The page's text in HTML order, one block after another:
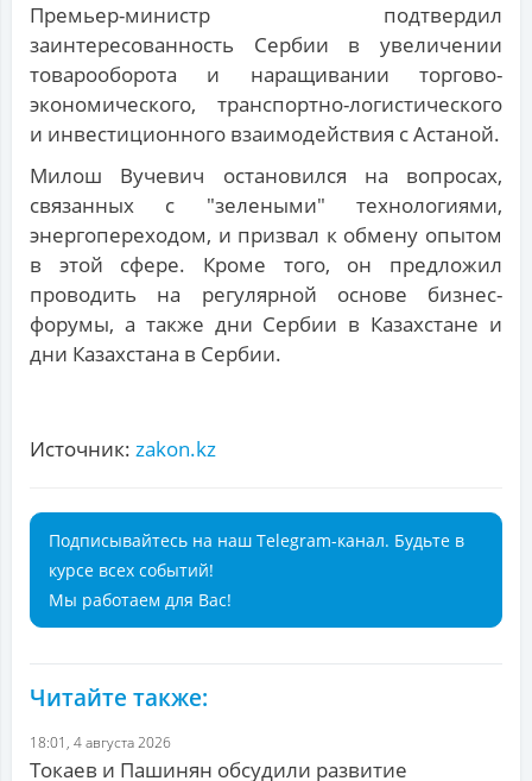
Премьер-министр подтвердил
заинтересованность Сербии в увеличении
товарооборота и наращивании торгово-
экономического, транспортно-логистического
и инвестиционного взаимодействия с Астаной.
Милош Вучевич остановился на вопросах,
связанных с "зелеными" технологиями,
энергопереходом, и призвал к обмену опытом
в этой сфере. Кроме того, он предложил
проводить на регулярной основе бизнес-
форумы, а также дни Сербии в Казахстане и
дни Казахстана в Сербии.
Источник: zakon.kz
Подписывайтесь на наш Telegram-канал. Будьте в
курсе всех событий!
Мы работаем для Вас!
Читайте также:
18:01, 4 августа 2026
Токаев и Пашинян обсудили развитие